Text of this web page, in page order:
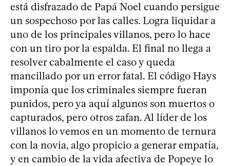
está disfrazado de Papá Noel cuando persigue
un sospechoso por las calles. Logra liquidar a
uno de los principales villanos, pero lo hace
con un tiro por la espalda. El final no llega a
resolver cabalmente el caso y queda
mancillado por un error fatal. El código Hays
imponía que los criminales siempre fueran
punidos, pero ya aquí algunos son muertos o
capturados, pero otros zafan. Al líder de los
villanos lo vemos en un momento de ternura
con la novia, algo propicio a generar empatía,
y en cambio de la vida afectiva de Popeye lo